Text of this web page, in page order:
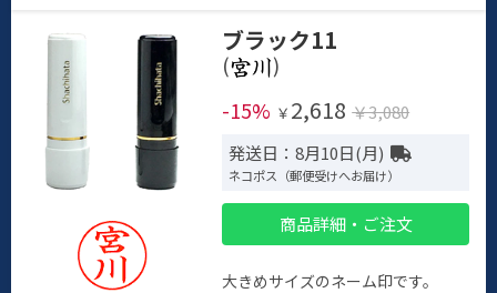
ブラック11
(
)
-15% ￥ 2,618 ￥3,080
発送日：8月10日(月)
ネコポス（郵便受けへお届け）
商品詳細・ご注文
大きめサイズのネーム印です。